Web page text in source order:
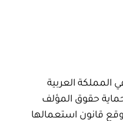
المملكة العربية
حقوق المؤلف
قانون استعمالها